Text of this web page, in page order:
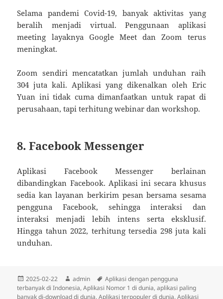
Selama pandemi Covid-19, banyak aktivitas yang
beralih menjadi virtual. Penggunaan aplikasi
meeting layaknya Google Meet dan Zoom terus
meningkat.
Zoom sendiri mencatatkan jumlah unduhan raih
304 juta kali. Aplikasi yang dikenalkan oleh Eric
Yuan ini tidak cuma dimanfaatkan untuk rapat di
perusahaan, tapi terhitung webinar dan workshop.
8. Facebook Messenger
Aplikasi Facebook Messenger berlainan
dibandingkan Facebook. Aplikasi ini secara khusus
sedia kan layanan berkirim pesan bersama sesama
pengguna Facebook, sehingga interaksi dan
interaksi menjadi lebih intens serta eksklusif.
Hingga tahun 2022, terhitung tersedia 298 juta kali
unduhan.
Diposkan
pada
2025-02-22 Penulis
admin Tag
Aplikasi dengan pengguna
terbanyak di Indonesia,Aplikasi Nomor 1 di dunia,aplikasi paling
banyak di-download di dunia,Aplikasi terpopuler di dunia,Aplikasi